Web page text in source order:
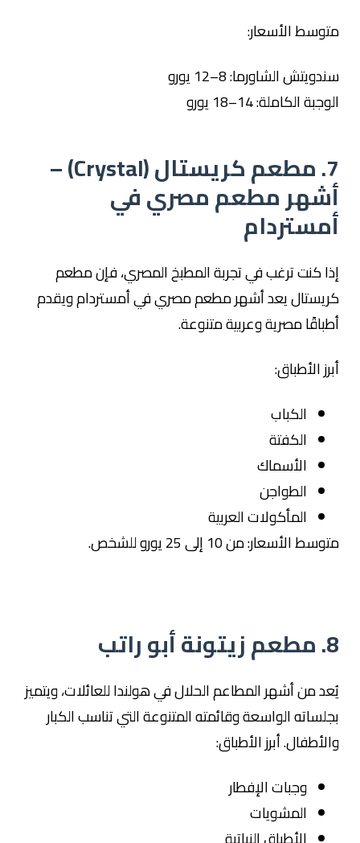
متوسط الأسعار:
سندويتش الشاورما: 8–12 يورو
الوجبة الكاملة: 14–18 يورو
7. مطعم كريستال (Crystal) –
أشهر مطعم مصري في
أمستردام
إذا كنت ترغب في تجربة المطبخ المصري، فإن مطعم
كريستال يعد أشهر مطعم مصري في أمستردام ويقدم
أطباقًا مصرية وعربية متنوعة.
أبرز الأطباق:
الكباب
الكفتة
الأسماك
الطواجن
المأكولات العربية
متوسط الأسعار: من 10 إلى 25 يورو للشخص.
8. مطعم زيتونة أبو راتب
يُعد من أشهر المطاعم الحلال في هولندا للعائلات، ويتميز
بجلساته الواسعة وقائمته المتنوعة التي تناسب الكبار
والأطفال. أبرز الأطباق:
وجبات الإفطار
المشويات